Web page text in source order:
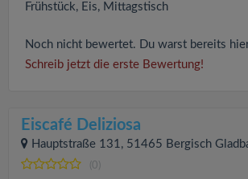
Frühstück, Eis, Mittagstisch
Noch nicht bewertet. Du warst bereits
Schreib jetzt die erste Bewertung!
Eiscafé Deliziosa
Hauptstraße 131, 51465 Bergisch
(0)